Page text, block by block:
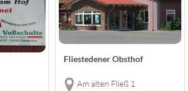
Fliestedener Obsthof
Am alten Fließ 1